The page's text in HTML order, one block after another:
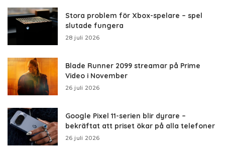
Stora problem för Xbox-spelare – spel
slutade fungera
28 juli 2026
Blade Runner 2099 streamar på Prime
Video i November
26 juli 2026
Google Pixel 11-serien blir dyrare –
bekräftat att priset ökar på alla telefoner
26 juli 2026